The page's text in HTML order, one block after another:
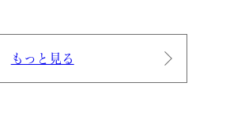
もっと見る